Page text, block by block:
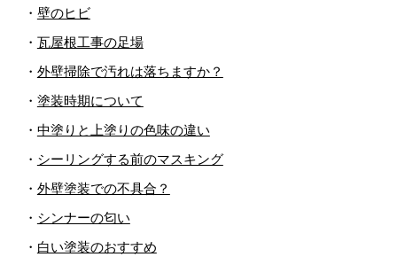
・ 壁のヒビ
・ 瓦屋根工事の足場
・ 外壁掃除で汚れは落ちますか？
・ 塗装時期について
・ 中塗りと上塗りの色味の違い
・ シーリングする前のマスキング
・ 外壁塗装での不具合？
・ シンナーの匂い
・ 白い塗装のおすすめ